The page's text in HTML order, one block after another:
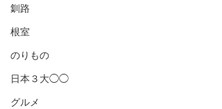
釧路
根室
のりもの
日本３大◯◯
グルメ